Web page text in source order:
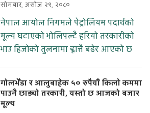
सोमबार, असोज २९, २०८०
नेपाल आयोल निगमले पेट्रोलियम पदार्थको
मूल्य घटाएको भोलिपल्टै हरियो तरकारीको
भाउ हिजोको तुलनामा ह्वात्तै बढेर आएको छ
गोलभेँडा र आलुबाहेक ५० रुपैयाँ किलाे कममा
पाउनै छाड्यो तरकारी, यस्तो छ आजको बजार
मूल्य